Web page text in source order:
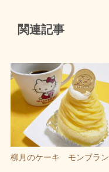
関連記事
柳月のケーキ モンブラン